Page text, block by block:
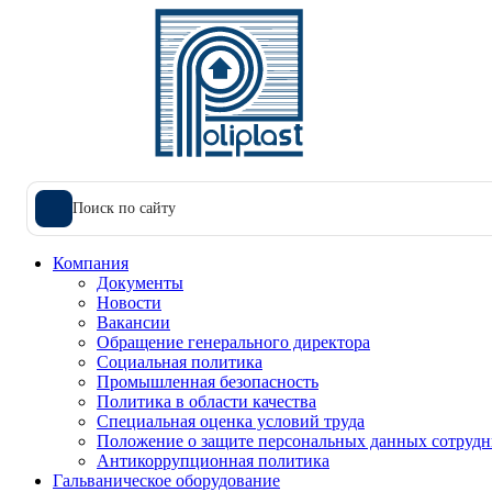
Поиск по сайту
Компания
Документы
Новости
Вакансии
Обращение генерального директора
Социальная политика
Промышленная безопасность
Политика в области качества
Специальная оценка условий труда
Положение о защите персональных данных
Антикоррупционная политика
Гальваническое оборудование